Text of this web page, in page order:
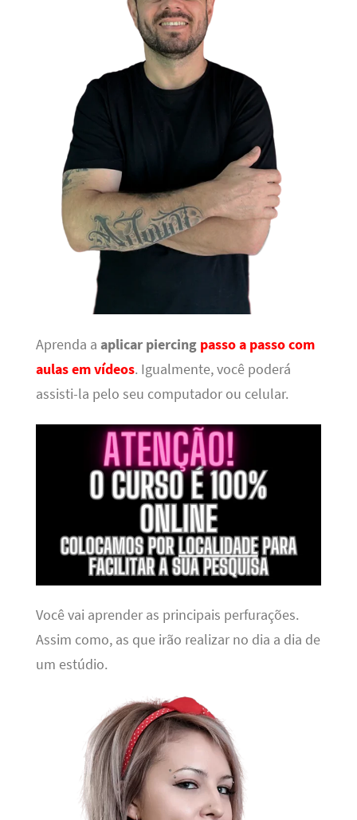
Aprenda a aplicar piercing passo a passo com
aulas em vídeos. Igualmente, você poderá
assisti-la pelo seu computador ou celular.
Você vai aprender as principais perfurações.
Assim como, as que irão realizar no dia a dia de
um estúdio.